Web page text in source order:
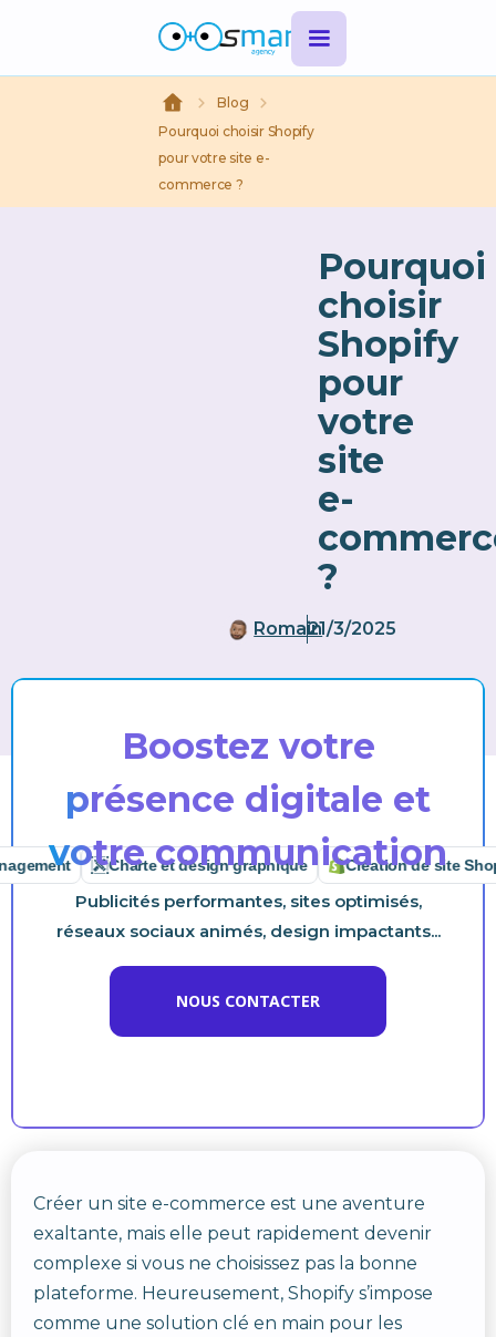
Blog
Pourquoi choisir Shopify
pour votre site e-
commerce ?
Pourquoi
choisir
Shopify
pour
votre
site
e-
?
Romain21/3/2025
Boostez votre
présence digitale et
votre communication
Publicités performantes, sites optimisés,
réseaux sociaux animés, design impactants...
NOUS CONTACTER
Charte et design graphique Création de site Shopify
Créer un site e-commerce est une aventure
exaltante, mais elle peut rapidement devenir
complexe si vous ne choisissez pas la bonne
plateforme. Heureusement, Shopify s’impose
comme une solution clé en main pour les